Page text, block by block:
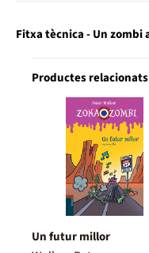
Fitxa tècnica - Un zombi
Productes
Un futur millor